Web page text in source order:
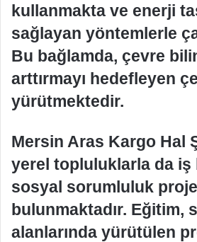
kullanmakta ve enerji
sağlayan yöntemlerle
Bu bağlamda, çevre
arttırmayı hedefleyen
yürütmektedir.
Mersin Aras Kargo Hal
yerel topluluklarla da
sosyal sorumluluk
bulunmaktadır. Eğitim,
alanlarında yürütülen